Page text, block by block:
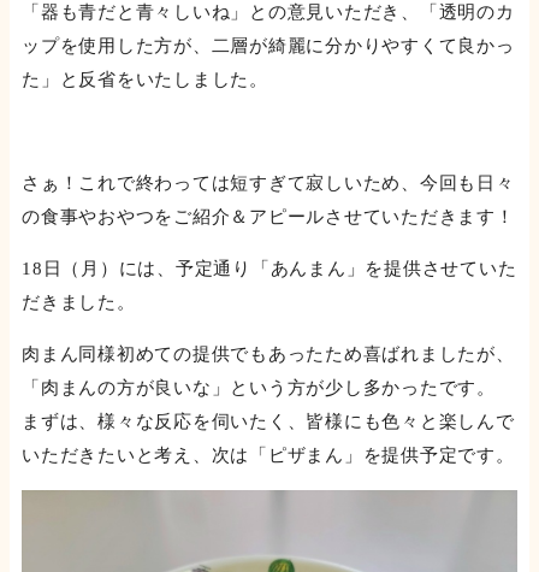
「器も青だと青々しいね」との意見いただき、「透明のカ
ップを使用した方が、二層が綺麗に分かりやすくて良かっ
た」と反省をいたしました。
さぁ！これで終わっては短すぎて寂しいため、今回も日々
の食事やおやつをご紹介＆アピールさせていただきます！
18日（月）には、予定通り「あんまん」を提供させていた
だきました。
肉まん同様初めての提供でもあったため喜ばれましたが、
「肉まんの方が良いな」という方が少し多かったです。
まずは、様々な反応を伺いたく、皆様にも色々と楽しんで
いただきたいと考え、次は「ピザまん」を提供予定です。